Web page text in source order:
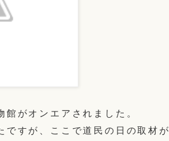
がオンエアされました。
すが、ここで道民の日の取材が